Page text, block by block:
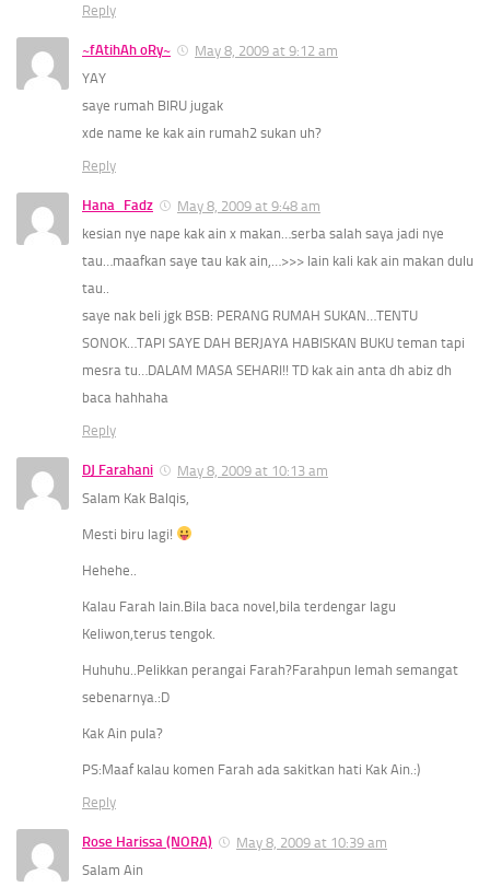
Reply
~fAtihAh oRy~
May 8, 2009 at 9:12 am
YAY
saye rumah BIRU jugak
xde name ke kak ain rumah2 sukan uh?
Reply
Hana_Fadz
May 8, 2009 at 9:48 am
kesian nye nape kak ain x makan…serba salah saya jadi nye
tau…maafkan saye tau kak ain,…>>> lain kali kak ain makan dulu
tau..
saye nak beli jgk BSB: PERANG RUMAH SUKAN…TENTU
SONOK…TAPI SAYE DAH BERJAYA HABISKAN BUKU teman tapi
mesra tu…DALAM MASA SEHARI!! TD kak ain anta dh abiz dh
baca hahhaha
Reply
DJ Farahani
May 8, 2009 at 10:13 am
Salam Kak Balqis,
Mesti biru lagi!
Hehehe..
Kalau Farah lain.Bila baca novel,bila terdengar lagu
Keliwon,terus tengok.
Huhuhu..Pelikkan perangai Farah?Farahpun lemah semangat
sebenarnya.:D
Kak Ain pula?
PS:Maaf kalau komen Farah ada sakitkan hati Kak Ain.:)
Reply
Rose Harissa (NORA)
May 8, 2009 at 10:39 am
Salam Ain